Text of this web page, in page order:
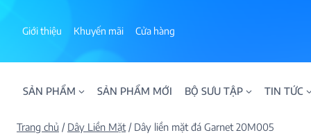
Giới thiệu Khuyến mãi Cửa hàng
SẢN PHẨM SẢN PHẨM MỚI BỘ SƯU TẬP TIN TỨC
Trang chủ / Dây Liền Mặt/ Dây liền mặt đá Garnet 20M005